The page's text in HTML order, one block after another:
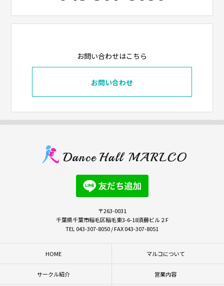
お問い合わせはこちら
お問い合わせ
〒263-0031
千葉県千葉市稲毛区稲毛東3-6-18須藤ビル２F
TEL 043-307-8050 / FAX 043-307-8051
HOME マルコについて
サークル紹介 営業内容